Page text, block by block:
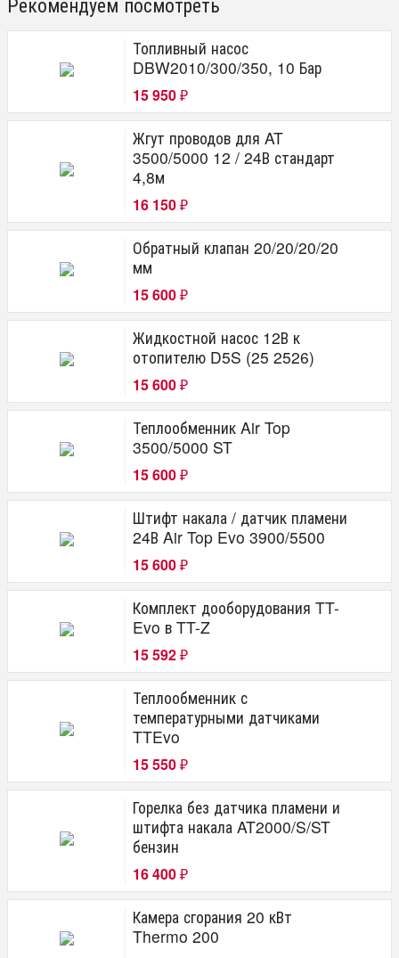
Топливный насос
DBW2010/300/350, 10 Бар
15 950 ₽
Жгут проводов для AT
3500/5000 12 / 24В стандарт
4,8м
16 150 ₽
Обратный клапан 20/20/20/20
мм
15 600 ₽
Жидкостной насос 12В к
отопителю D5S (25 2526)
15 600 ₽
Теплообменник Air Top
3500/5000 ST
15 600 ₽
Штифт накала / датчик пламени
24В Air Top Evo 3900/5500
15 600 ₽
Комплект дооборудования TT-
Evo в TT-Z
15 592 ₽
Теплообменник с
температурными датчиками
TTEvo
15 550 ₽
Горелка без датчика пламени и
штифта накала AT2000/S/ST
бензин
16 400 ₽
Камера сгорания 20 кВт
Thermo 200